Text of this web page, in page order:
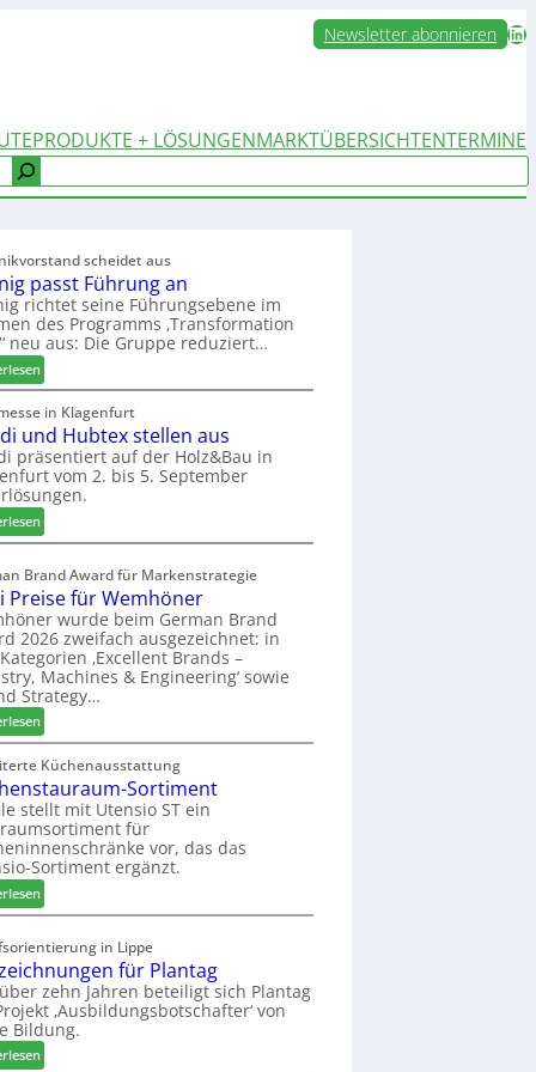
Newsletter abonnieren LinkedIn
PRODUKTE + LÖSUNGENMARKTÜBERSICHTENTERMINE
scheidet aus
passt Führung an
richtet seine Führungsebene im
des Programms ‚Transformation
neu aus: Die Gruppe reduziert…
:
W
e
i
n
i
g
a
s
t
F
ü
h
r
u
n
a
n
in Klagenfurt
und Hubtex stellen aus
präsentiert auf der Holz&Bau in
vom 2. bis 5. September
:
E
v
e
d
i
u
n
d
H
u
t
e
x
s
t
e
l
e
n
a
u
s
Brand Award für Markenstrategie
Preise für Wemhöner
wurde beim German Brand
2026 zweifach ausgezeichnet: in
‚Excellent Brands –
Machines & Engineering‘ sowie
Strategy…
:
Z
w
e
i
P
r
e
i
s
f
ü
r
W
e
m
Küchenausstattung
Sortiment
stellt mit Utensio ST ein
für
vor, das das
Sortiment ergänzt.
:
K
c
h
e
n
s
t
in Lippe
für Plantag
zehn Jahren beteiligt sich Plantag
‚Ausbildungsbotschafter‘ von
Bildung.
: